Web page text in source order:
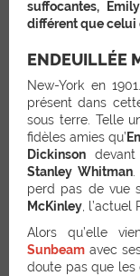
suffocantes,
différent que celui
ENDEUILLÉE
New-York en
présent dans
sous terre. Telle
fidèles amies qu’
Dickinson
Stanley Whitman
perd pas de vue
McKinley ,
Alors qu’elle
Sunbeam avec
doute pas que les